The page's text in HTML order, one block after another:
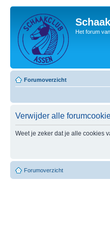
Het forum
Forumoverzicht
Verwijder alle
Weet je zeker dat je alle cookies
Forumoverzicht